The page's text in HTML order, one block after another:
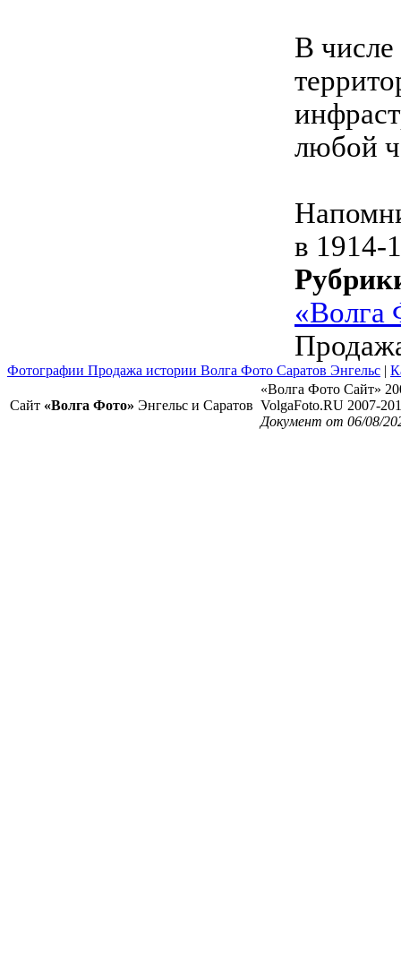
В числе
любой
в 1914-
«Волга
Фотографии Продажа истории Волга Фото Саратов Энгельс |
Сайт «Волга Фото» Энгельс и Саратов
«Волга Фото Сайт»
VolgaFoto.RU 2007-
Документ от 06/08/